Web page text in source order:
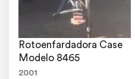
Rotoenfardadora Case
Modelo 8465
2001